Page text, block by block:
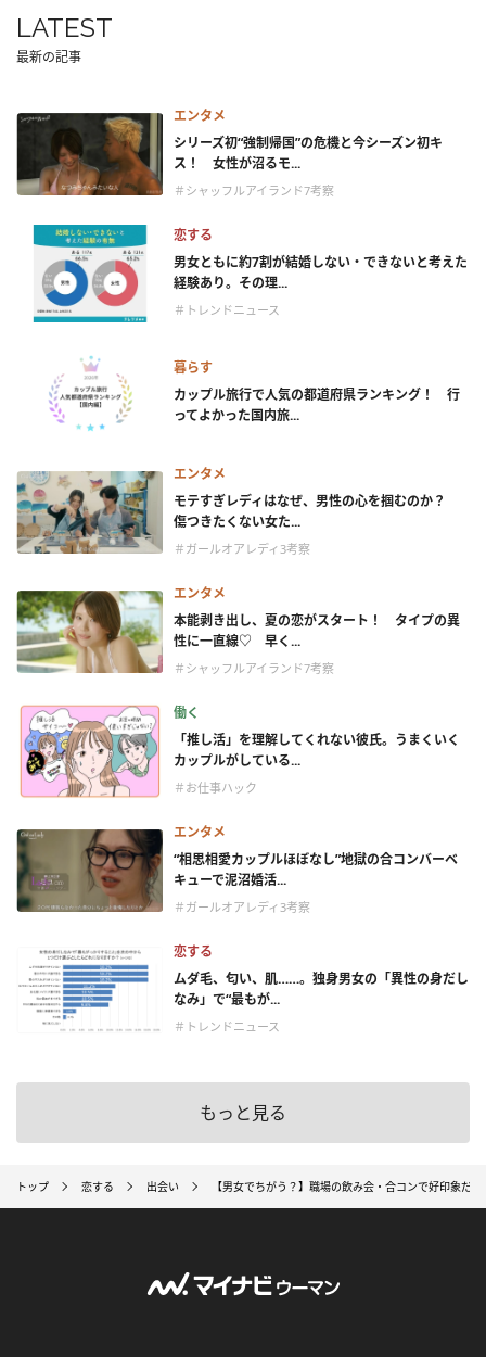
LATEST
最新の記事
エンタメ
シリーズ初“強制帰国”の危機と今シーズン初キ
ス！ 女性が沼るモ...
＃シャッフルアイランド7考察
恋する
男女ともに約7割が結婚しない・できないと考えた
経験あり。その理...
＃トレンドニュース
暮らす
カップル旅行で人気の都道府県ランキング！ 行
ってよかった国内旅...
エンタメ
モテすぎレディはなぜ、男性の心を掴むのか？
傷つきたくない女た...
＃ガールオアレディ3考察
エンタメ
本能剥き出し、夏の恋がスタート！ タイプの異
性に一直線♡ 早く...
＃シャッフルアイランド7考察
働く
「推し活」を理解してくれない彼氏。うまくいく
カップルがしている...
＃お仕事ハック
エンタメ
“相思相愛カップルほぼなし”地獄の合コンバーベ
キューで泥沼婚活...
＃ガールオアレディ3考察
恋する
ムダ毛、匂い、肌……。独身男女の「異性の身だし
なみ」で“最もが...
＃トレンドニュース
もっと見る
トップ 恋する 出会い 【男女でちがう？】職場の飲み会・合コンで好印象だ